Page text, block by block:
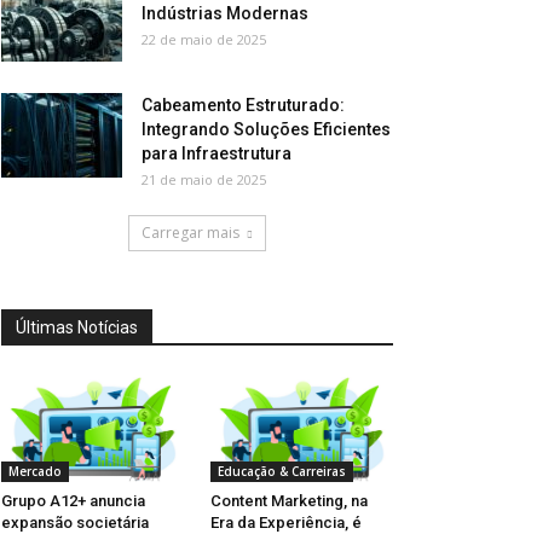
Indústrias Modernas
22 de maio de 2025
Cabeamento Estruturado:
Integrando Soluções Eficientes
para Infraestrutura
21 de maio de 2025
Carregar mais
Últimas Notícias
Mercado
Grupo A12+ anuncia
expansão societária
Educação & Carreiras
Content Marketing, na
Era da Experiência, é